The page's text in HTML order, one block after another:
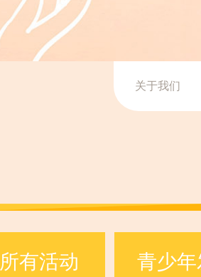
关于我们
所有活动 青少年